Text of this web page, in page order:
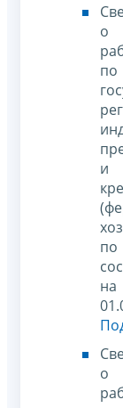
о
по
и
по
на
о